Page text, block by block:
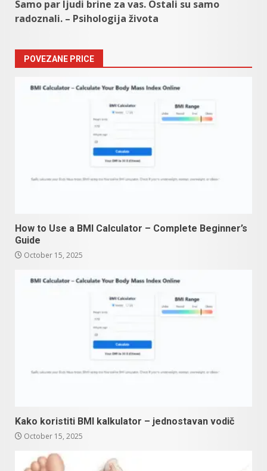
Samo par ljudi brine za vas. Ostali su samo
radoznali. – Psihologija života
POVEZANE PRICE
How to Use a BMI Calculator – Complete Beginner’s
Guide
October 15, 2025
Kako koristiti BMI kalkulator – jednostavan vodič
October 15, 2025